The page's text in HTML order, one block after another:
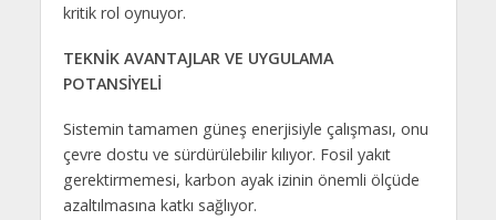
kritik rol oynuyor.
TEKNİK AVANTAJLAR VE UYGULAMA
POTANSİYELİ
Sistemin tamamen güneş enerjisiyle çalışması, onu
çevre dostu ve sürdürülebilir kılıyor. Fosil yakıt
gerektirmemesi, karbon ayak izinin önemli ölçüde
azaltılmasına katkı sağlıyor.